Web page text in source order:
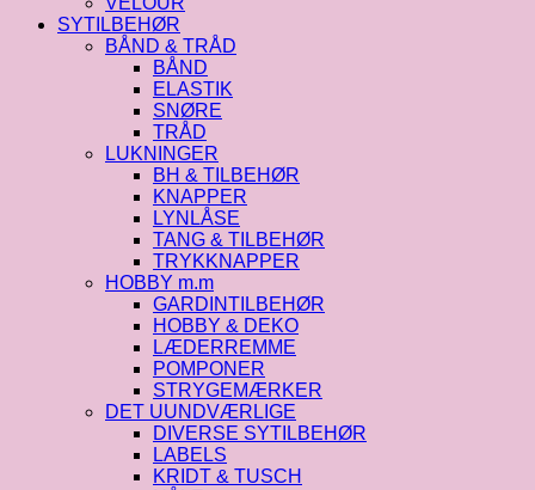
SYTILBEHØR
BÅND & TRÅD
BÅND
ELASTIK
SNØRE
TRÅD
LUKNINGER
BH & TILBEHØR
KNAPPER
LYNLÅSE
TANG & TILBEHØR
TRYKKNAPPER
HOBBY m.m
GARDINTILBEHØR
HOBBY & DEKO
LÆDERREMME
POMPONER
STRYGEMÆRKER
DET UUNDVÆRLIGE
DIVERSE SYTILBEHØR
LABELS
KRIDT & TUSCH